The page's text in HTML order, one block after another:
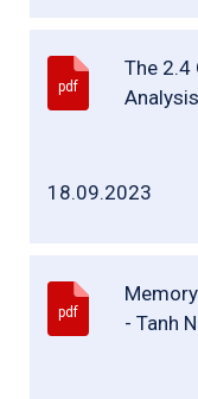
pdf
The 2.4
Analysis
18.09.2023
pdf
- Tanh